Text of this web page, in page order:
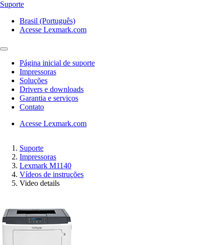
Suporte
Brasil (Português)
Acesse Lexmark.com
Página inicial de suporte
Impressoras
Soluções
Drivers e downloads
Garantia e serviços
Contato
Acesse Lexmark.com
Suporte
Impressoras
Lexmark M1140
Vídeos de instruções
Video details